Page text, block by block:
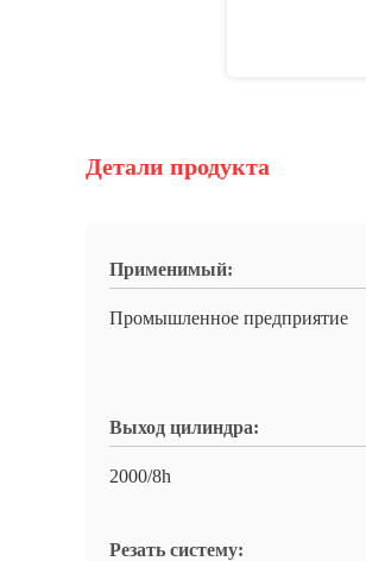
Детали продукта
Применимый:
Промышленное предприятие
Выход цилиндра:
2000/8h
Резать систему: